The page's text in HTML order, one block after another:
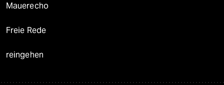
Mauerecho
Freie Rede
reingehen